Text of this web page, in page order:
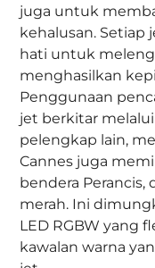
juga untuk
kehalusan.
hati untuk
menghasilkan
Penggunaan
jet berkitar
pelengkap lain,
Cannes juga
bendera
merah. Ini
LED RGBW yang
kawalan warna